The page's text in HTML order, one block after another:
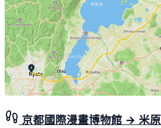
京都國際漫畫博物館 → 米